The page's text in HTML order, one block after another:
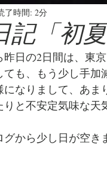
記「初夏
了時間: 2分
日の2日間は、東
ても、もう少し手
なりまして、あま
と不安定気味な天
から少し日が空き